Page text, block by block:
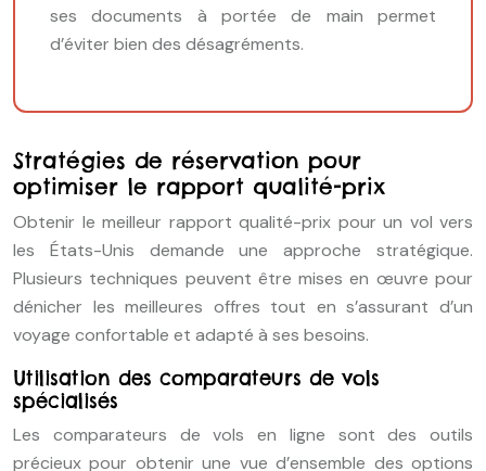
ses documents à portée de main permet
d’éviter bien des désagréments.
Stratégies de réservation pour
optimiser le rapport qualité-prix
Obtenir le meilleur rapport qualité-prix pour un vol vers
les États-Unis demande une approche stratégique.
Plusieurs techniques peuvent être mises en œuvre pour
dénicher les meilleures offres tout en s’assurant d’un
voyage confortable et adapté à ses besoins.
Utilisation des comparateurs de vols
spécialisés
Les comparateurs de vols en ligne sont des outils
précieux pour obtenir une vue d’ensemble des options